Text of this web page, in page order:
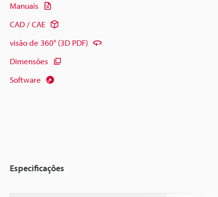
Manuais
CAD / CAE
visão de 360° (3D PDF)
Dimensões
Software
Especificações